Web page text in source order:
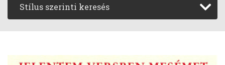
Stílus szerinti keresés